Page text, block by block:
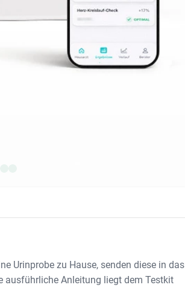
Urinprobe zu Hause, senden diese in das
ausführliche Anleitung liegt dem Testkit